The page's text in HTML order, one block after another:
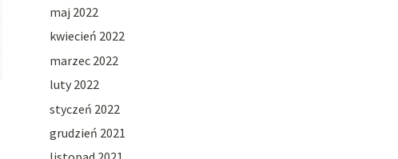
maj 2022
kwiecień 2022
marzec 2022
luty 2022
styczeń 2022
grudzień 2021